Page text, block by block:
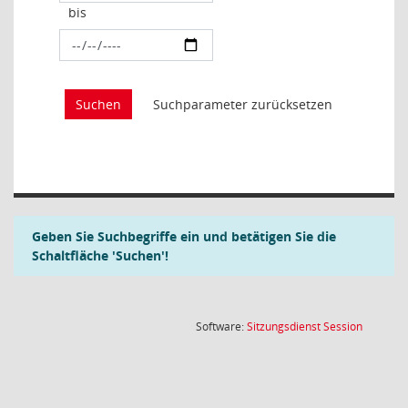
bis
Geben Sie Suchbegriffe ein und betätigen Sie die
Schaltfläche 'Suchen'!
Software:SitzungsdienstSession(Wird in